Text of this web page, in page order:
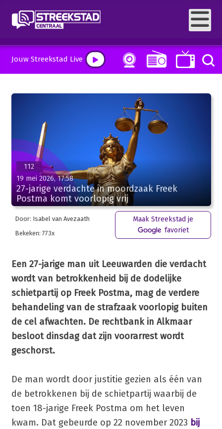
Jouw Streekstad Live
112
19 mei 2026, 17:58
27-jarige verdachte in moordzaak Freek
Postma komt voorlopig vrij
Door: Isabel van Avezaath
Bekeken: 773x
Maak Streekstad je
favoriet
Een 27-jarige man uit Leeuwarden die verdacht
wordt van betrokkenheid bij de dodelijke
schietpartij op Freek Postma, mag de verdere
behandeling van de strafzaak voorlopig buiten
de cel afwachten. De rechtbank in Alkmaar
besloot dinsdag dat zijn voorarrest wordt
geschorst.
De man wordt door justitie gezien als één van
de betrokkenen bij de schietpartij waarbij de
toen 18-jarige Freek Postma om het leven
kwam. Dat gebeurde op 22 november 2023 bij